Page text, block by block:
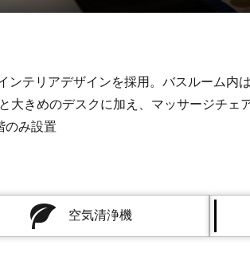
ンテリアデザインを採用。バスルーム
大きめのデスクに加え、マッサージチ
のみ設置
空気清浄機